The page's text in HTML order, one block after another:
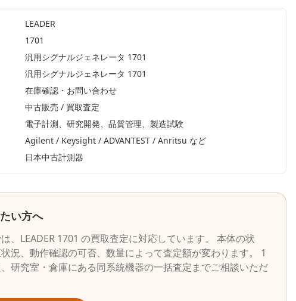
LEADER
1701
汎用シグナルジェネレータ 1701
汎用シグナルジェネレータ 1701
在庫確認・お問い合わせ
中古販売 / 買取査定
電子計測、研究開発、品質管理、製造試験
Agilent / Keysight / ADVANTEST / Anritsu など
日本中古計測器
い方へ
、 LEADER 1701 の買取査定に対応しています。 本体の状
況、動作確認の可否、数量によって査定額が変わります。 1
研究室・倉庫にある同系統機器の一括査定までご相談いただ